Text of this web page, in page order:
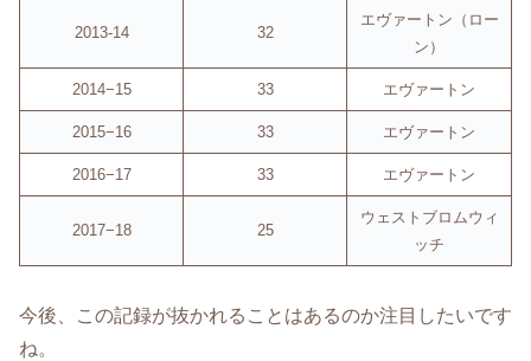
2013-14 32
エヴァートン（ロー
ン）
2014−15 33 エヴァートン
2015−16 33 エヴァートン
2016−17 33 エヴァートン
2017−18 25
ウェストブロムウィ
ッチ
今後、この記録が抜かれることはあるのか注目したいです
ね。